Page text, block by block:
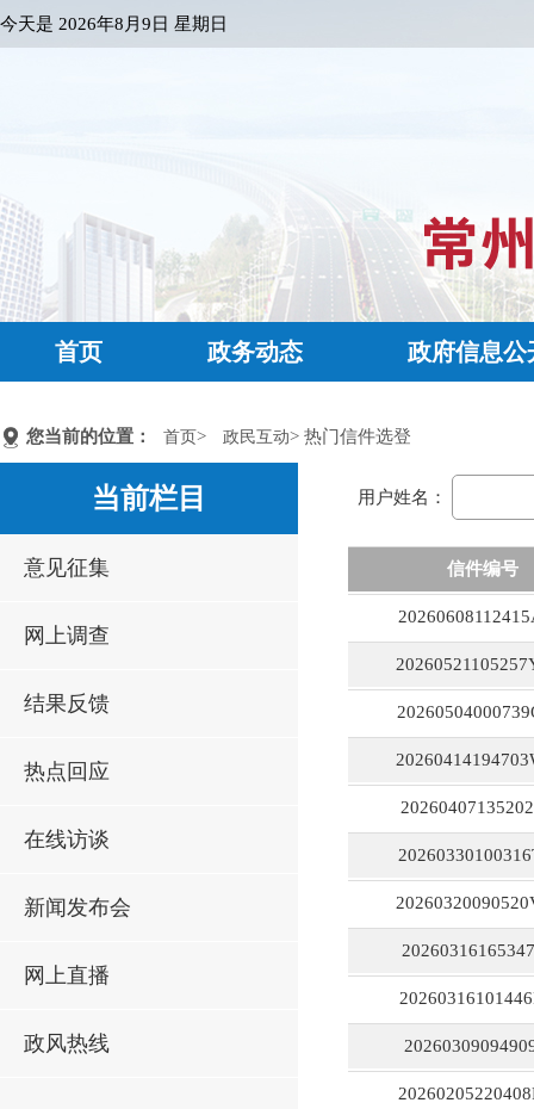
今天是 2026年8月9日 星期日
首页 政务动态 政府信息公
您当前的位置： 首页> 政民互动> 热门信件选登
当前栏目
意见征集
网上调查
结果反馈
热点回应
在线访谈
新闻发布会
网上直播
政风热线
用户姓名：
信件编号